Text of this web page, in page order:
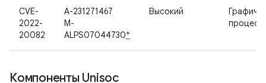
CVE-
2022-
20082
A-231271467
M-
ALPS07044730*
Высокий
Компоненты Unisoc